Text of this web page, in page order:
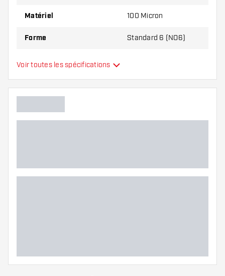
Matériel 100 Micron
Forme Standard 6 (NO6)
Type
Flexibilité
Voir toutes les spécifications